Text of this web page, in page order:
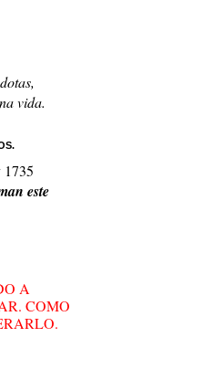
vida.
1735
este
A
COMO